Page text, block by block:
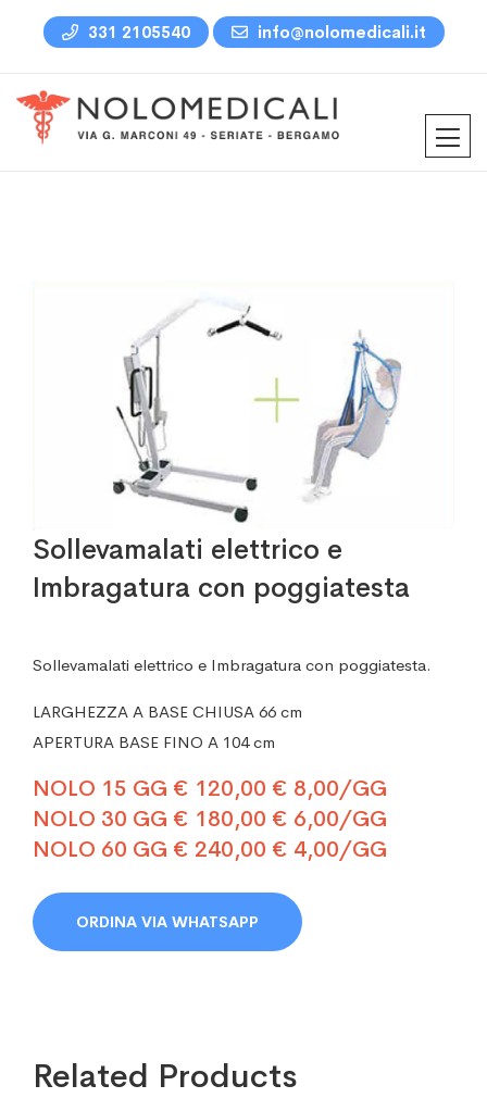
331 2105540 info@nolomedicali.it
Sollevamalati elettrico e
Imbragatura con poggiatesta
Sollevamalati elettrico e Imbragatura con poggiatesta.
LARGHEZZA A BASE CHIUSA 66 cm
APERTURA BASE FINO A 104 cm
NOLO 15 GG € 120,00 € 8,00/GG
NOLO 30 GG € 180,00 € 6,00/GG
NOLO 60 GG € 240,00 € 4,00/GG
ORDINA VIA WHATSAPP
Related Products